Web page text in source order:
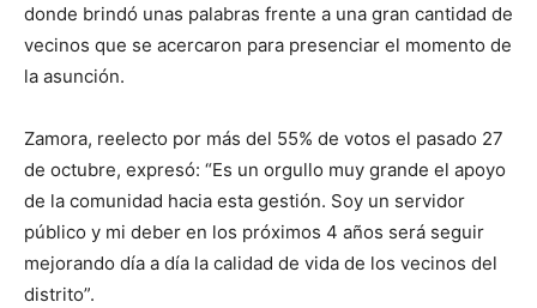
donde brindó unas palabras frente a una gran cantidad de
vecinos que se acercaron para presenciar el momento de
la asunción.
Zamora, reelecto por más del 55% de votos el pasado 27
de octubre, expresó: “Es un orgullo muy grande el apoyo
de la comunidad hacia esta gestión. Soy un servidor
público y mi deber en los próximos 4 años será seguir
mejorando día a día la calidad de vida de los vecinos del
distrito”.